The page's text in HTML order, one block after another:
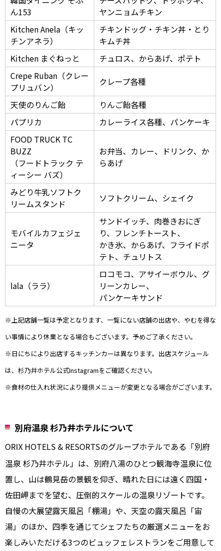
ん153
ヤンニョムチキン
Kitchen Anela（キッ
チンアネラ）
チキンドッグ・チキン丼・とり
キムチ丼
Kitchen まぐねっと
チュロス、からあげ、ポテト
Crepe Ruban（クレー
プリュバン）
クレープ各種
天使のりんご飴
りんご飴各種
パプリカ
カレーライス各種、パンケーキ
FOOD TRUCK TC
BUZZ
（フードトラック テ
ィーシー バズ）
お弁当、カレー、ドリンク、か
らあげ
みどり牛乳ソフトク
リームスタンド
ソフトクリーム、シェイク
モバイルカフェジェ
ニータ
サンドイッチ、肉巻きおにぎ
り、フレンチトースト、
かき氷、からあげ、フライドポ
テト、チュリトス
lala（ララ）
ロコモコ、アサイーボウル、グ
リーンカレー、
パンケーキサンド
※上記店舗一覧は予定となります、一覧にない店舗の出店や、やむを得な
い事情により休業となる場合もございます。予めご了承ください。
※日にちにより出店するキッチンカーは異なります。出店スケジュール
は、杉乃井ホテル公式Instagramをご確認ください。
※食材の仕入れ状況により提供メニューが変更となる場合がございます。
別府温泉 杉乃井ホテルについて
ORIX HOTELS & RESORTSのグループホテルである「別府
温泉 杉乃井ホテル」は、別府八湯のひとつ観海寺温泉に位
置し、山は鶴見岳の景観を仰ぎ、晴れた日には遠く四国・
佐田岬までを望む、圧倒的スケールの温泉リゾートです。
自慢の大展望露天風呂「棚湯」や、天空の露天風呂「宙
湯」のほか、四季を通じてシェフたちの厳選メニューをお
楽しみいただける3つのビュッフェレストランをご用意して